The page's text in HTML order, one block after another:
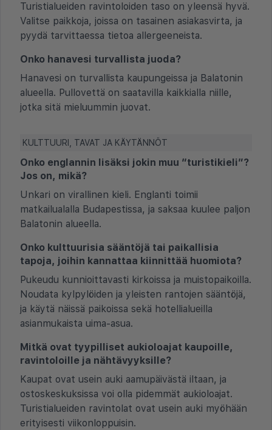
Turistialueiden ravintoloiden taso on yleensä hyvä.
Valitse paikkoja, joissa on tasainen asiakasvirta, ja
pyydä tarvittaessa tietoa allergeeneista.
Onko hanavesi turvallista juoda?
Hanavesi on turvallista kaupungeissa ja Balatonin
alueella. Pullovettä on saatavilla kaikkialla niille,
jotka sitä mieluummin juovat.
KULTTUURI, TAVAT JA KÄYTÄNNÖT
Onko englannin lisäksi jokin muu “turistikieli”?
Jos on, mikä?
Unkari on virallinen kieli. Englanti toimii
matkailualalla Budapestissa, ja saksaa kuulee paljon
Balatonin alueella.
Onko kulttuurisia sääntöjä tai paikallisia
tapoja, joihin kannattaa kiinnittää huomiota?
Pukeudu kunnioittavasti kirkoissa ja muistopaikoilla.
Noudata kylpylöiden ja yleisten rantojen sääntöjä,
ja käytä näissä paikoissa sekä hotellialueilla
asianmukaista uima-asua.
Mitkä ovat tyypilliset aukioloajat kaupoille,
ravintoloille ja nähtävyyksille?
Kaupat ovat usein auki aamupäivästä iltaan, ja
ostoskeskuksissa voi olla pidemmät aukioloajat.
Turistialueiden ravintolat ovat usein auki myöhään
erityisesti viikonloppuisin.